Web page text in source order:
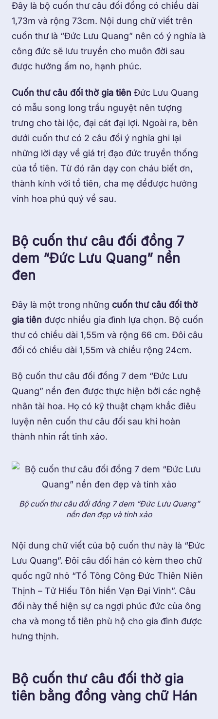
Đây là bộ cuốn thư câu đối đồng có chiều dài
1,73m và rộng 73cm. Nội dung chữ viết trên
cuốn thư là “Đức Lưu Quang” nên có ý nghĩa là
công đức sẽ lưu truyền cho muôn đời sau
được hưởng ấm no, hạnh phúc.
Cuốn thư câu đối thờ gia tiên Đức Lưu Quang
có mẫu song long trầu nguyệt nên tượng
trưng cho tài lộc, đại cát đại lợi. Ngoài ra, bên
dưới cuốn thư có 2 câu đối ý nghĩa ghi lại
những lời dạy về giá trị đạo đức truyền thống
của tổ tiên. Từ đó răn dạy con cháu biết ơn,
thành kính với tổ tiên, cha mẹ đểđược hưởng
vinh hoa phú quý về sau.
Bộ cuốn thư câu đối đồng 7
dem “Đức Lưu Quang” nền
đen
Đây là một trong những cuốn thư câu đối thờ
gia tiên được nhiều gia đình lựa chọn. Bộ cuốn
thư có chiều dài 1,55m và rộng 66 cm. Đôi câu
đối có chiều dài 1,55m và chiều rộng 24cm.
Bộ cuốn thư câu đối đồng 7 dem “Đức Lưu
Quang” nền đen được thực hiện bởi các nghệ
nhân tài hoa. Họ có kỹ thuật chạm khắc điêu
luyện nên cuốn thư câu đối sau khi hoàn
thành nhìn rất tinh xảo.
Bộ cuốn thư câu đối đồng 7 dem “Đức Lưu Quang”
nền đen đẹp và tinh xảo
Nội dung chữ viết của bộ cuốn thư này là “Đức
Lưu Quang”. Đôi câu đối hán có kèm theo chữ
quốc ngữ nhỏ “Tổ Tông Công Đức Thiên Niên
Thịnh – Tử Hiếu Tôn hiền Vạn Đại Vinh”. Câu
đối này thể hiện sự ca ngợi phúc đức của ông
cha và mong tổ tiên phù hộ cho gia đình được
hưng thịnh.
Bộ cuốn thư câu đối thờ gia
tiên bằng đồng vàng chữ Hán